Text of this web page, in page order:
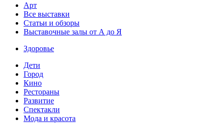
Арт
Все выставки
Статьи и обзоры
Выставочные залы от А до Я
Здоровье
Дети
Город
Кино
Рестораны
Развитие
Спектакли
Мода и красота